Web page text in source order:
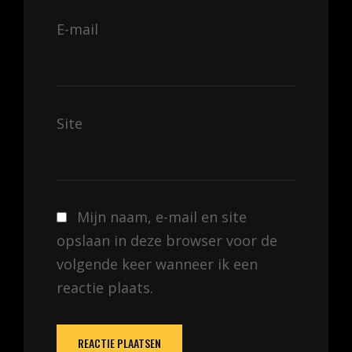
E-mail
Site
Mijn naam, e-mail en site
opslaan in deze browser voor de
volgende keer wanneer ik een
reactie plaats.